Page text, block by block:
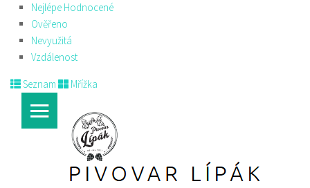
Nejlépe Hodnocené
Ověřeno
Nevyužitá
Vzdálenost
Seznam Mřížka